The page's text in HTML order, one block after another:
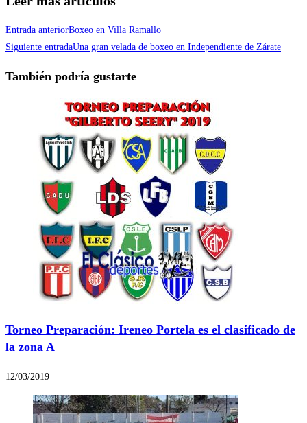
Entrada anteriorBoxeo en Villa Ramallo
Siguiente entradaUna gran velada de boxeo en Independiente de Zárate
También podría gustarte
Torneo Preparación: Ireneo Portela es el clasificado de
la zona A
12/03/2019